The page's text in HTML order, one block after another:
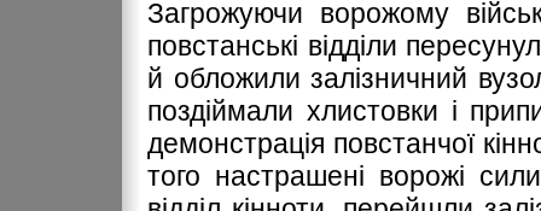
Загрожуючи ворожому
повстанські відділи
й обложили залізничний
поздіймали хлистовки і
демонстрація повстанчої
того настрашені ворожі